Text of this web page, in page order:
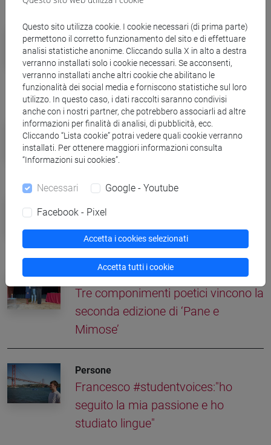
Campus
Giovedì 20 marzo lezioni aperte per
la Giornata Nazionale delle
Università
Eventi e cultura
Libri senza confini: dal 2 al 5 aprile
torna Incroci di civiltà
Ca' Foscari e Coldiretti Veneto,
premi di tesi sulla violenza di genere
Eventi e cultura
Tre componimenti poetici vincono la
seconda edizione di ‘Pane e
Mimose’
Persone
Francesco #studentvoices:"ho
seguito la mia passione e ho
studiato lingue"
Questo sito utilizza cookie. I cookie necessari (di prima parte)
permettono il corretto funzionamento del sito e di effettuare
analisi statistiche anonime. Cliccando sulla X in alto a destra
verranno installati solo i cookie necessari. Se acconsenti,
verranno installati anche altri cookie che abilitano le
funzionalità dei social media e forniscono statistiche sul loro
utilizzo. In questo caso, i dati raccolti saranno condivisi
anche con i nostri partner, che potrebbero associarli ad altre
informazioni per finalità di analisi, di pubblicità, ecc.
Cliccando “Lista cookie” potrai vedere quali cookie verranno
installati. Per ottenere maggiori informazioni consulta
“Informazioni sui cookies”.
Necessari Google - Youtube
Facebook - Pixel
Accetta i cookies selezionati
Accetta tutti i cookie